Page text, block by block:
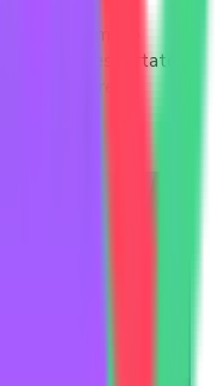
di mano
manuali: esportate
le vostre